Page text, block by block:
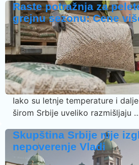
Raste potražnja za
grejnu sezonu: Cene
Iako su letnje temperature i
širom Srbije uveliko razmišljaju
Skupština Srbije nije
nepoverenje Vladi